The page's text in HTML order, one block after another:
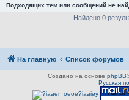
Подходящих тем или сообщений не
Найдено 0
На главную Список форумов
Создано на основе phpBB
Русская